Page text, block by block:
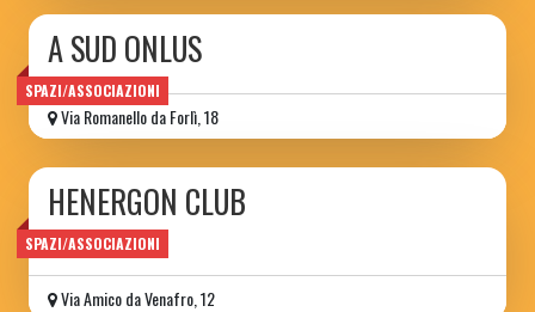
SPAZI/ASSOCIAZIONI
A SUD ONLUS
Via Romanello da Forlì, 18
SPAZI/ASSOCIAZIONI
HENERGON CLUB
Ass. Culturale
Via Amico da Venafro, 12